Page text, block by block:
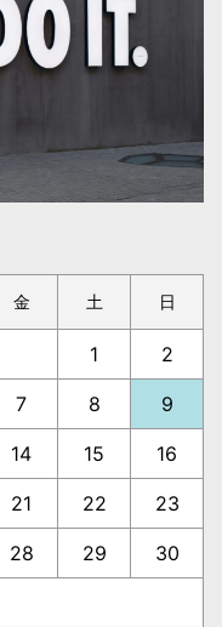
金 土 日
1 2
7 8 9
14 15 16
21 22 23
28 29 30